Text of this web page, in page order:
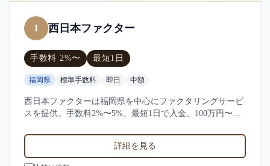
1 西日本ファクター
手数料 2%〜 最短1日
福岡県 標準手数料 即日 中額
西日本ファクターは福岡県を中心にファクタリングサービ
スを提供。手数料2%〜5%、最短1日で入金、100万円〜
対応実績。5件の口コミ・評判から西日本ファクターの特
詳細を見る